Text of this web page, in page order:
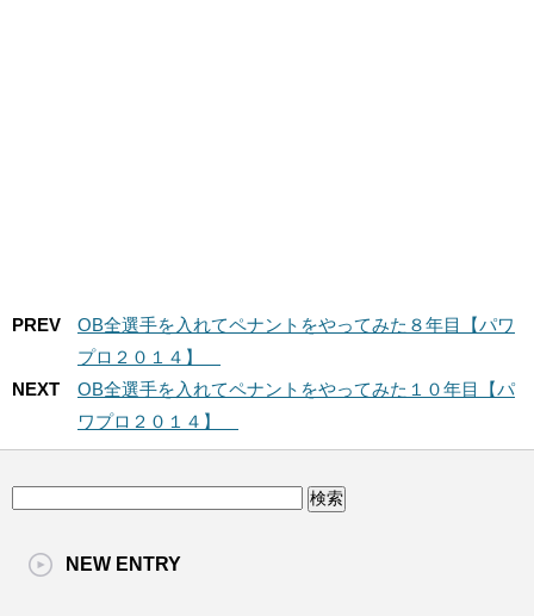
PREV
OB全選手を入れてペナントをやってみた８年目【パワ
プロ２０１４】
NEXT
OB全選手を入れてペナントをやってみた１０年目【パ
ワプロ２０１４】
NEW ENTRY